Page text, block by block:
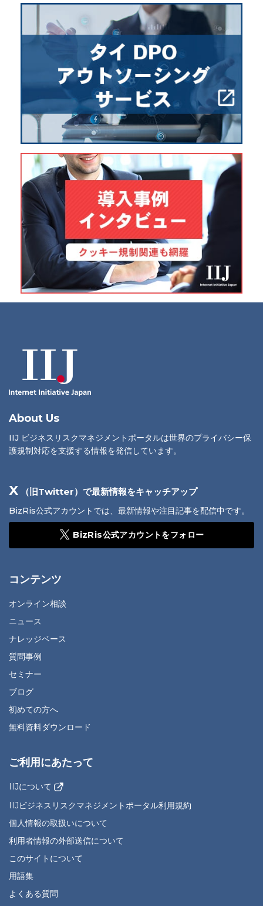
About Us
IIJ ビジネスリスクマネジメントポータルは世界のプライバシー保
護規制対応を支援する情報を発信しています。
X （旧Twitter）で最新情報をキャッチアップ
BizRis公式アカウントでは、最新情報や注目記事を配信中です。
BizRis公式アカウントをフォロー
コンテンツ
オンライン相談
ニュース
ナレッジベース
質問事例
セミナー
ブログ
初めての方へ
無料資料ダウンロード
ご利用にあたって
IIJについて
IIJビジネスリスクマネジメントポータル利用規約
個人情報の取扱いについて
利用者情報の外部送信について
このサイトについて
用語集
よくある質問